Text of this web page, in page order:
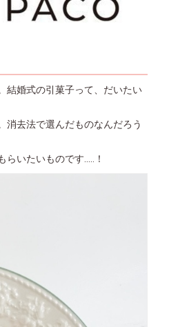
結婚式の引菓子って、だいたい
消去法で選んだものなんだろう
いたいものです.....！